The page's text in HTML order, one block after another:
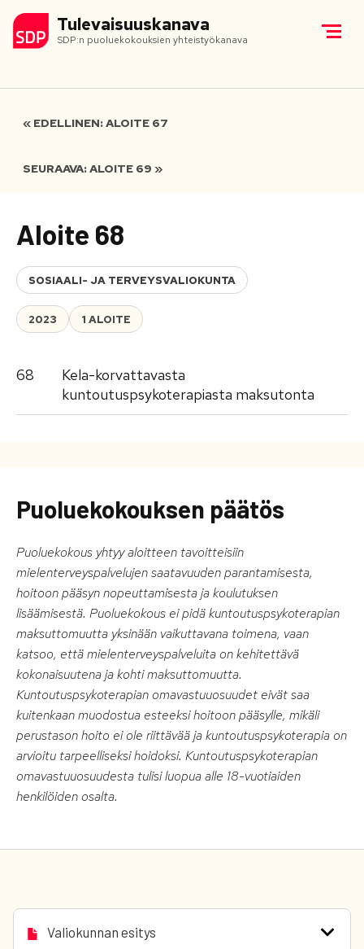
Tulevaisuuskanava
SDP:n puoluekokouksien yhteistyökanava
« EDELLINEN: ALOITE 67
SEURAAVA: ALOITE 69 »
Aloite 68
SOSIAALI- JA TERVEYSVALIOKUNTA
2023 1 ALOITE
68
Kela-korvattavasta
kuntoutuspsykoterapiasta maksutonta
Puoluekokouksen päätös
Puoluekokous yhtyy aloitteen tavoitteisiin
mielenterveyspalvelujen saatavuuden parantamisesta,
hoitoon pääsyn nopeuttamisesta ja koulutuksen
lisäämisestä. Puoluekokous ei pidä kuntoutuspsykoterapian
maksuttomuutta yksinään vaikuttavana toimena, vaan
katsoo, että mielenterveyspalveluita on kehitettävä
kokonaisuutena ja kohti maksuttomuutta.
Kuntoutuspsykoterapian omavastuuosuudet eivät saa
kuitenkaan muodostua esteeksi hoitoon pääsylle, mikäli
perustason hoito ei ole riittävää ja kuntoutuspsykoterapia on
arvioitu tarpeelliseksi hoidoksi. Kuntoutuspsykoterapian
omavastuuosuudesta tulisi luopua alle 18-vuotiaiden
henkilöiden osalta.
Valiokunnan esitys